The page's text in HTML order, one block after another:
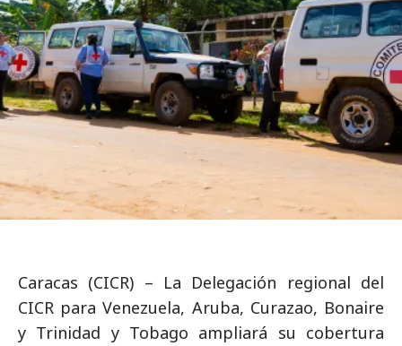
Caracas (CICR) – La Delegación regional del
CICR para Venezuela, Aruba, Curazao, Bonaire
y Trinidad y Tobago ampliará su cobertura